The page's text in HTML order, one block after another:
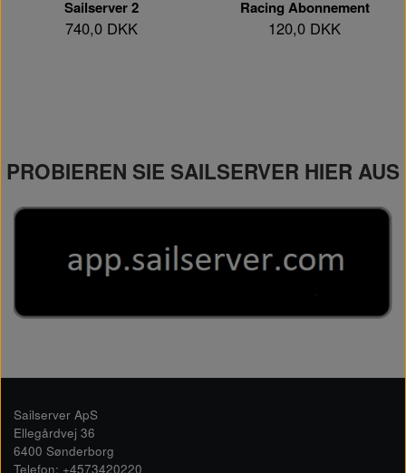
Sailserver 2
740,0 DKK
Racing Abonnement
120,0 DKK
PROBIEREN SIE SAILSERVER HIER AUS
Sailserver ApS
Ellegårdvej 36
6400 Sønderborg
Telefon: +4573420220